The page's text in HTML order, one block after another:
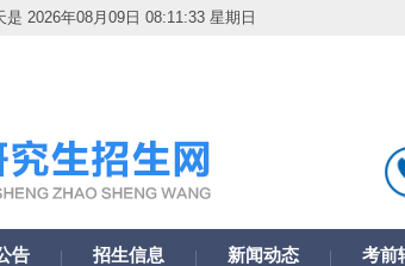
是 2026年08月09日 08:11:34 星期日
告 招生信息 新闻动态 考前